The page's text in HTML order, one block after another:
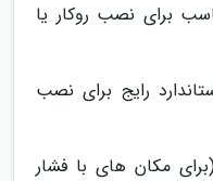
(مناسب برای نصب روکار یا
نیوتن (استاندارد رایج برای نصب
1250 نیوتن (برای مکان های با فشار